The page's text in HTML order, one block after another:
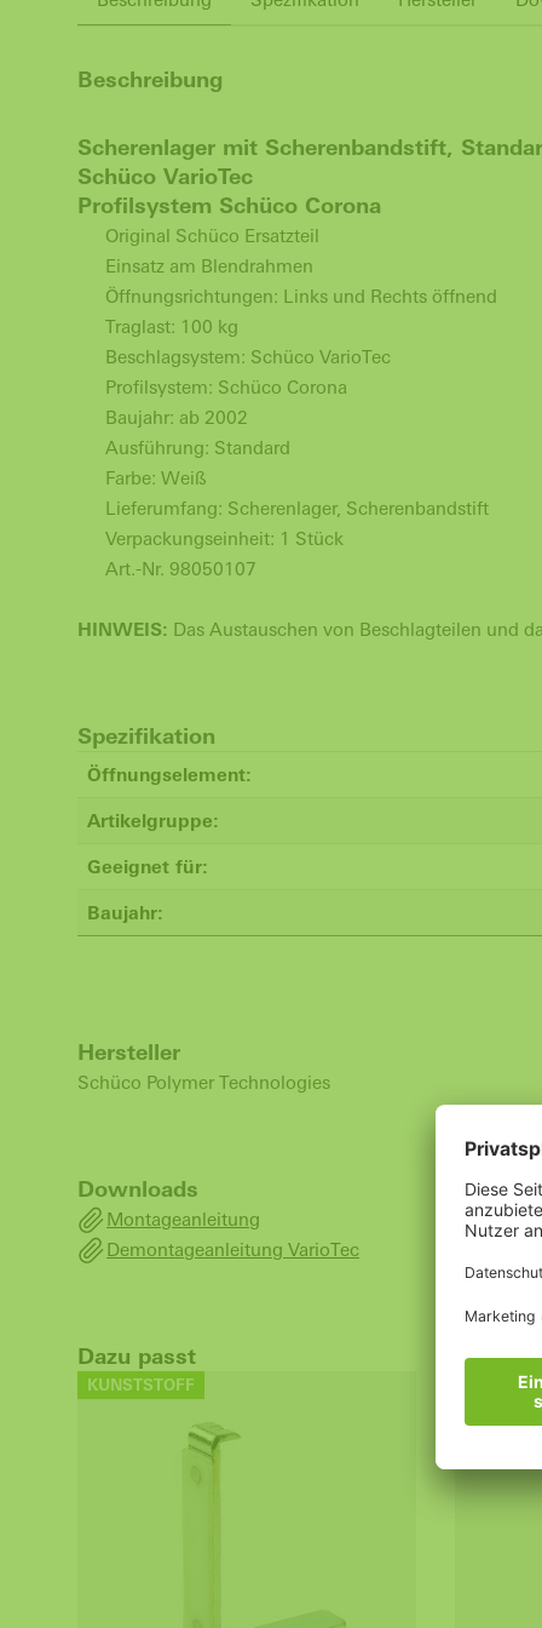
Beschreibung
Scherenlager mit Scherenbandstift,
Schüco VarioTec
Profilsystem Schüco Corona
Original Schüco Ersatzteil
Einsatz am Blendrahmen
Öffnungsrichtungen: Links und Rechts öffnend
Traglast: 100 kg
Beschlagsystem: Schüco VarioTec
Profilsystem: Schüco Corona
Baujahr: ab 2002
Ausführung: Standard
Farbe: Weiß
Lieferumfang: Scherenlager, Scherenbandstift
Verpackungseinheit: 1 Stück
Art.-Nr. 98050107
HINWEIS: Das Austauschen von Beschlagteilen und
Spezifikation
Öffnungselement:
Artikelgruppe:
Geeignet für:
Baujahr:
Hersteller
Schüco Polymer Technologies
Downloads
Montageanleitung
Demontageanleitung VarioTec
Dazu passt
KUNSTSTOFF